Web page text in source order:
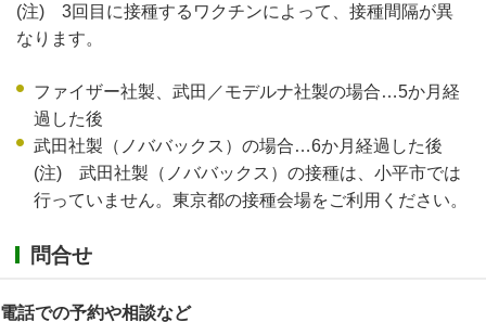
(注) 3回目に接種するワクチンによって、接種間隔が異
なります。
ファイザー社製、武田／モデルナ社製の場合…5か月経
過した後
武田社製（ノババックス）の場合…6か月経過した後
(注) 武田社製（ノババックス）の接種は、小平市では
行っていません。東京都の接種会場をご利用ください。
問合せ
電話での予約や相談など